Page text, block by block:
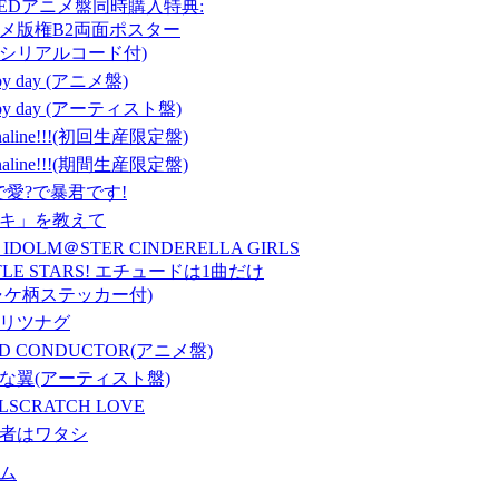
アニメ盤同時購入特典:
版権B2両面ポスター
リアルコード付)
day (アニメ盤)
day (アーティスト盤)
初回生産限定盤)
期間生産限定盤)
愛?で暴君です!
」を教えて
＠STER CINDERELLA GIRLS
STARS! エチュードは1曲だけ
ケ柄ステッカー付)
ツナグ
CONDUCTOR(アニメ盤)
翼(アーティスト盤)
LOVE
はワタシ